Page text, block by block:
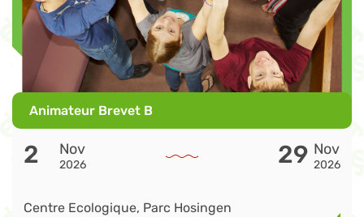
Animateur Brevet B
2 Nov
2026 29 Nov
2026
Centre Ecologique, Parc Hosingen